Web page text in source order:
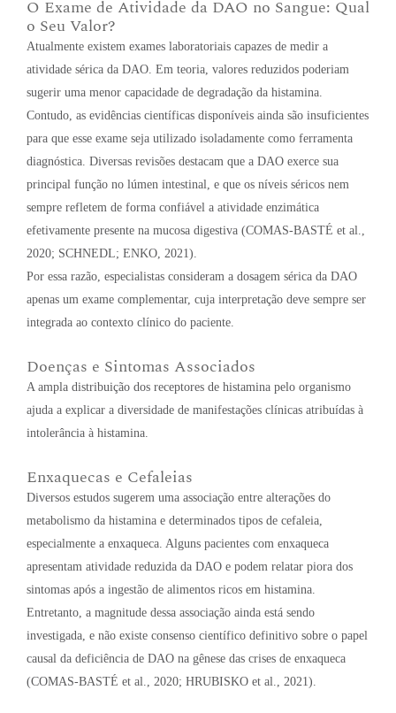
O Exame de Atividade da DAO no Sangue: Qual
o Seu Valor?
Atualmente existem exames laboratoriais capazes de medir a
atividade sérica da DAO. Em teoria, valores reduzidos poderiam
sugerir uma menor capacidade de degradação da histamina.
Contudo, as evidências científicas disponíveis ainda são insuficientes
para que esse exame seja utilizado isoladamente como ferramenta
diagnóstica. Diversas revisões destacam que a DAO exerce sua
principal função no lúmen intestinal, e que os níveis séricos nem
sempre refletem de forma confiável a atividade enzimática
efetivamente presente na mucosa digestiva (COMAS-BASTÉ et al.,
2020; SCHNEDL; ENKO, 2021).
Por essa razão, especialistas consideram a dosagem sérica da DAO
apenas um exame complementar, cuja interpretação deve sempre ser
integrada ao contexto clínico do paciente.
Doenças e Sintomas Associados
A ampla distribuição dos receptores de histamina pelo organismo
ajuda a explicar a diversidade de manifestações clínicas atribuídas à
intolerância à histamina.
Enxaquecas e Cefaleias
Diversos estudos sugerem uma associação entre alterações do
metabolismo da histamina e determinados tipos de cefaleia,
especialmente a enxaqueca. Alguns pacientes com enxaqueca
apresentam atividade reduzida da DAO e podem relatar piora dos
sintomas após a ingestão de alimentos ricos em histamina.
Entretanto, a magnitude dessa associação ainda está sendo
investigada, e não existe consenso científico definitivo sobre o papel
causal da deficiência de DAO na gênese das crises de enxaqueca
(COMAS-BASTÉ et al., 2020; HRUBISKO et al., 2021).